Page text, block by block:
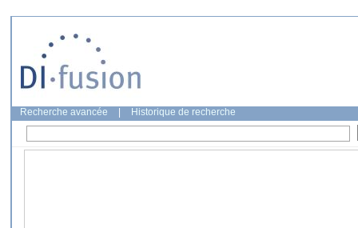
Recherche avancée Historique de recherche